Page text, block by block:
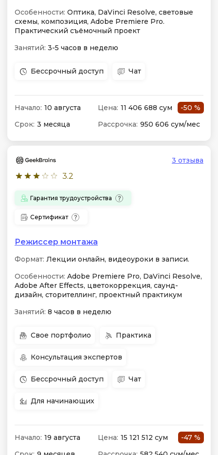
Особенности: Оптика, DaVinci Resolve, световые
схемы, композиция, Adobe Premiere Pro.
Практический съёмочный проект
Занятий: 3-5 часов в неделю
Бессрочный доступ Чат
Начало: 10 августа Цена: 11 406 688 сум
-50 %
Срок: 3 месяца Рассрочка: 950 606 сум/мес
3.2
3 отзыва
Гарантия трудоустройства
Сертификат
Режиссер монтажа
Формат: Лекции онлайн, видеоуроки в записи.
Особенности: Adobe Premiere Pro, DaVinci Resolve,
Adobe After Effects, цветокоррекция, саунд-
дизайн, сторителлинг, проектный практикум
Занятий: 8 часов в неделю
Свое портфолио Практика
Консультация экспертов
Бессрочный доступ Чат
Для начинающих
Начало: 19 августа Цена: 15 121 512 сум
-47 %